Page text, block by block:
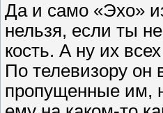
Да и само «Эхо»
нельзя, если ты
кость. А ну их
По телевизору он
пропущенные им,